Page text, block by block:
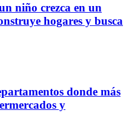
niño crezca en un
hogares y busca
donde más
y